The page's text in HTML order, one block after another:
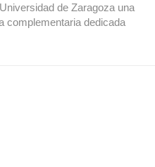
de Zaragoza una
complementaria dedicada